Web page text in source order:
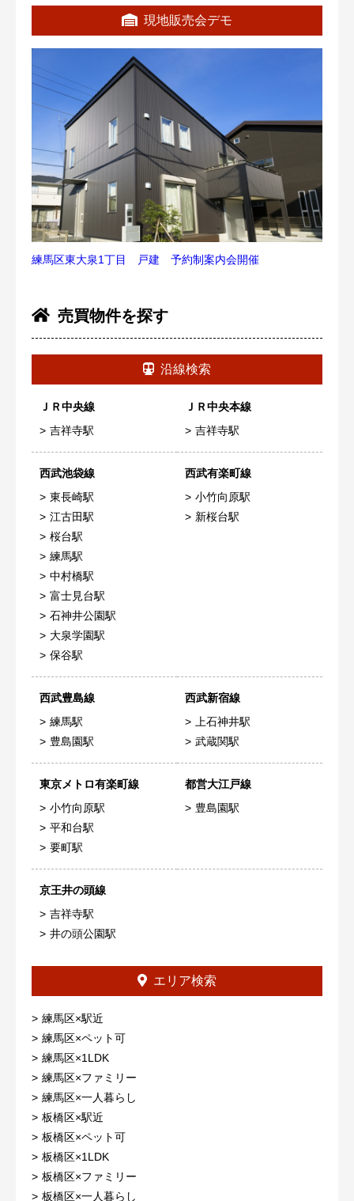
現地販売会デモ
練馬区東大泉1丁目 戸建 予約制案内会開催
売買物件を探す
沿線検索
ＪＲ中央線
吉祥寺駅
ＪＲ中央本線
吉祥寺駅
西武池袋線
東長崎駅
江古田駅
桜台駅
練馬駅
中村橋駅
富士見台駅
石神井公園駅
大泉学園駅
保谷駅
西武有楽町線
小竹向原駅
新桜台駅
西武豊島線
練馬駅
豊島園駅
西武新宿線
上石神井駅
武蔵関駅
東京メトロ有楽町線
小竹向原駅
平和台駅
要町駅
都営大江戸線
豊島園駅
京王井の頭線
吉祥寺駅
井の頭公園駅
エリア検索
練馬区×駅近
練馬区×ペット可
練馬区×1LDK
練馬区×ファミリー
練馬区×一人暮らし
板橋区×駅近
板橋区×ペット可
板橋区×1LDK
板橋区×ファミリー
板橋区×一人暮らし